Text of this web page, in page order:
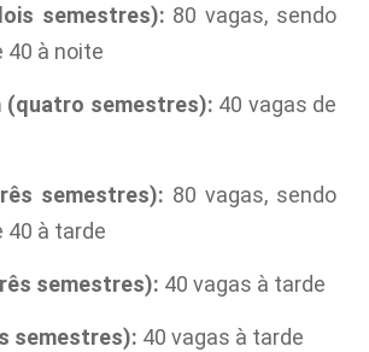
semestres): 80 vagas, sendo
40 à noite
(quatro semestres): 40 vagas de
semestres): 80 vagas, sendo
40 à tarde
semestres): 40 vagas à tarde
semestres): 40 vagas à tarde